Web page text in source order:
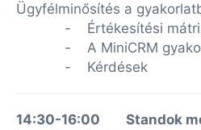
Ügyfélminősítés a
- Értékesítési mátrix
- A MiniCRM
- Kérdések
14:30-16:00 Standok